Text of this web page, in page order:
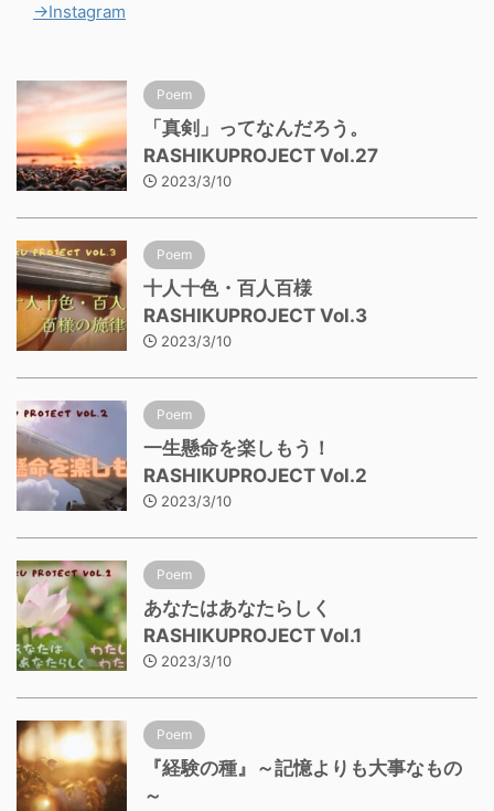
→Instagram
Poem
「真剣」ってなんだろう。
RASHIKUPROJECT Vol.27
2023/3/10
Poem
十人十色・百人百様
RASHIKUPROJECT Vol.3
2023/3/10
Poem
一生懸命を楽しもう！
RASHIKUPROJECT Vol.2
2023/3/10
Poem
あなたはあなたらしく
RASHIKUPROJECT Vol.1
2023/3/10
Poem
『経験の種』～記憶よりも大事なもの
～